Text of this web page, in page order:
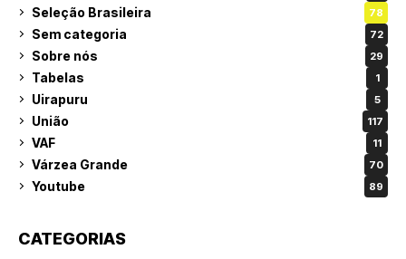
Seleção Brasileira 78
Sem categoria 72
Sobre nós 29
Tabelas 1
Uirapuru 5
União 117
VAF 11
Várzea Grande 70
Youtube 89
CATEGORIAS